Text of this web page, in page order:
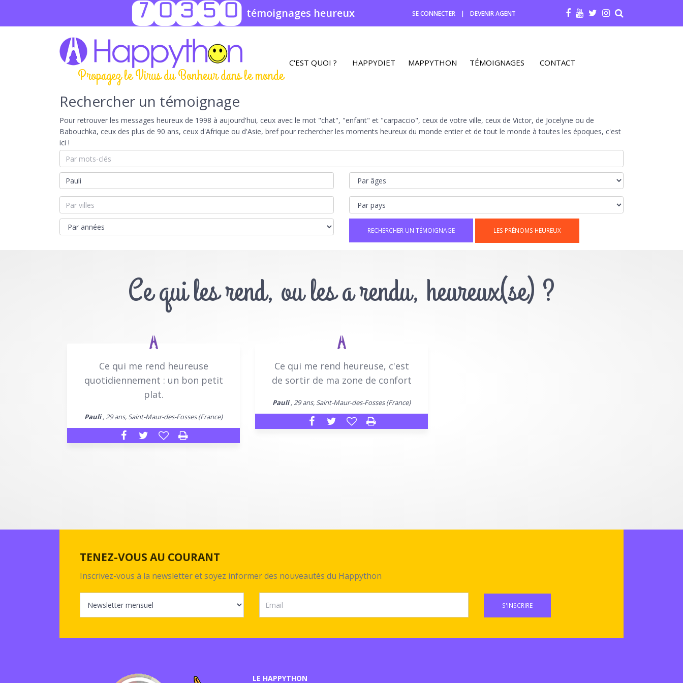
70350 témoignages heureux SE CONNECTER | DEVENIR AGENT
Propagez le Virus du Bonheur dans le monde
C'EST QUOI ? HAPPYDIET MAPPYTHON TÉMOIGNAGES CONTACT
Rechercher un témoignage
Pour retrouver les messages heureux de 1998 à aujourd'hui, ceux avec le mot "chat", "enfant" et "carpaccio", ceux de votre ville, ceux de Victor, de Jocelyne ou de
Babouchka, ceux des plus de 90 ans, ceux d'Afrique ou d'Asie, bref pour rechercher les moments heureux du monde entier et de tout le monde à toutes les époques, c'est
ici !
LES PRÉNOMS HEUREUX
Ce qui les rend, ou les a rendu, heureux(se) ?
Ce qui me rend heureuse
quotidiennement : un bon petit
plat.
Pauli, 29 ans, Saint-Maur-des-Fosses (France)
Ce qui me rend heureuse, c'est
de sortir de ma zone de confort
Pauli, 29 ans, Saint-Maur-des-Fosses (France)
TENEZ-VOUS AU COURANT
Inscrivez-vous à la newsletter et soyez informer des nouveautés du Happython
S'INSCRIRE
LE HAPPYTHON